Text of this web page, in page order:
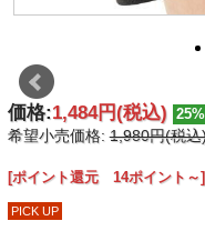
価格:1,484円(税込)
希望小売価格:1,980円(税込
[ポイント還元 14ポイント～]
PICK UP